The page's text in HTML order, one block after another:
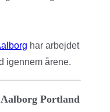
har arbejdet
igennem årene.
Aalborg Portland